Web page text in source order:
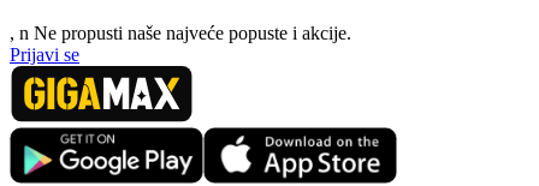
, n Ne propusti naše najveće popuste i akcije.
Prijavi se